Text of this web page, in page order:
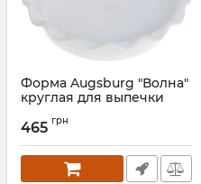
Форма Augsburg "Волна"
круглая для выпечки
(белая)
Артикул: BD-319-350
465 грн